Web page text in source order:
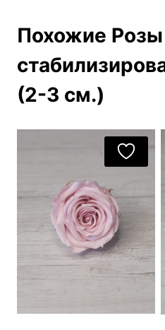
Похожие Розы
(2-3 см.)